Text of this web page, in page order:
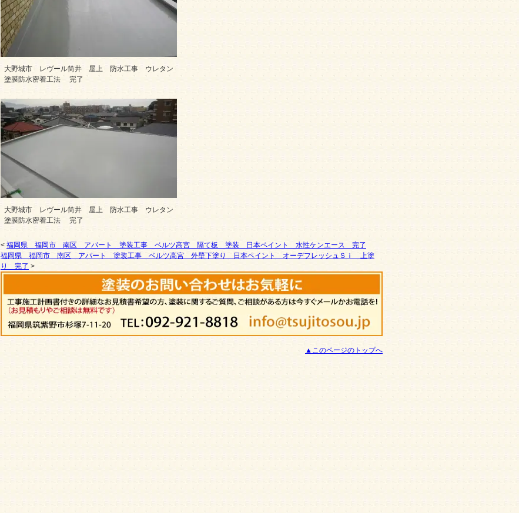
大野城市 レヴール筒井 屋上 防水工事 ウレタン
塗膜防水密着工法 完了
大野城市 レヴール筒井 屋上 防水工事 ウレタン
塗膜防水密着工法 完了
< 福岡県 福岡市 南区 アパート 塗装工事 ベルツ高宮 隔て板 塗装 日本ペイント 水性ケンエース 完了
福岡県 福岡市 南区 アパート 塗装工事 ベルツ高宮 外壁下塗り 日本ペイント オーデフレッシュＳｉ 上塗
り 完了 >
▲このページのトップへ